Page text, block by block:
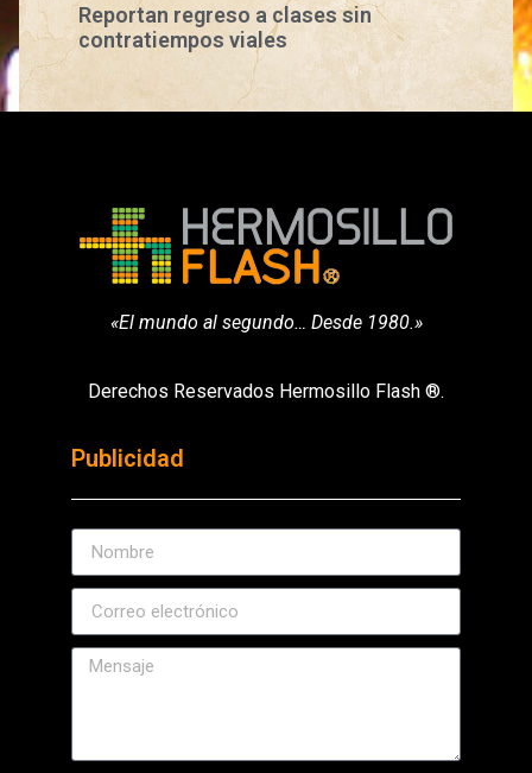
Reportan regreso a clases sin
contratiempos viales
«El mundo al segundo… Desde 1980.»
Derechos Reservados Hermosillo Flash ®.
Publicidad